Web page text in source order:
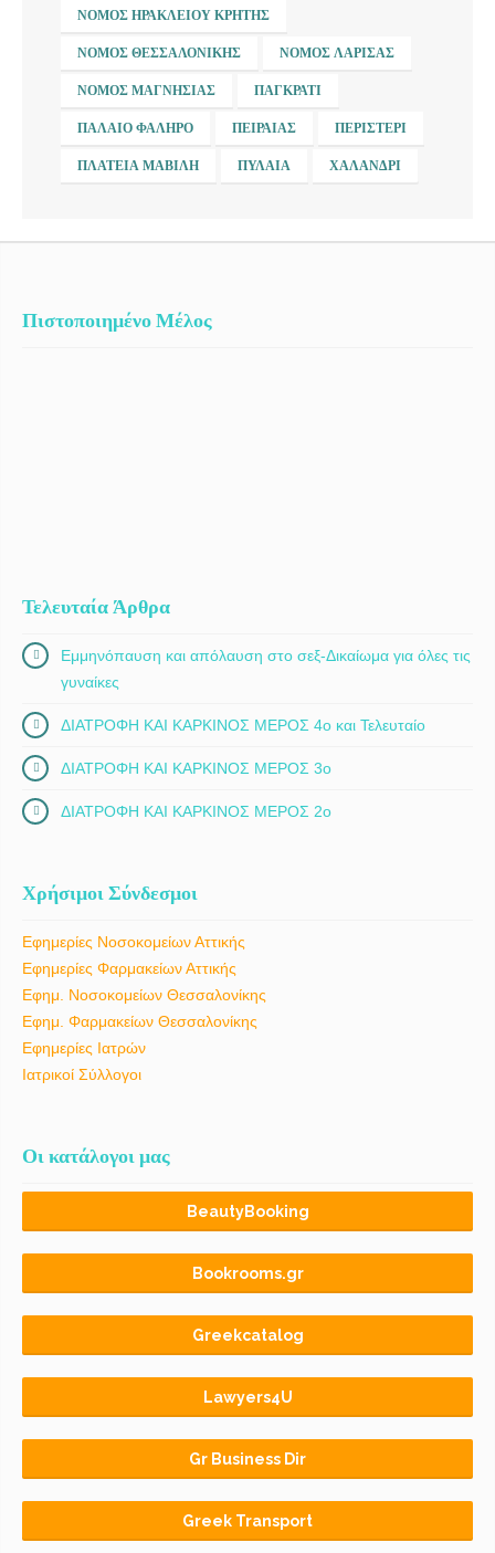
ΝΟΜΌΣ ΗΡΑΚΛΕΊΟΥ ΚΡΉΤΗΣ
ΝΟΜΌΣ ΘΕΣΣΑΛΟΝΊΚΗΣ ΝΟΜΌΣ ΛΆΡΙΣΑΣ
ΝΟΜΌΣ ΜΑΓΝΗΣΊΑΣ ΠΑΓΚΡΆΤΙ
ΠΑΛΑΙΌ ΦΆΛΗΡΟ ΠΕΙΡΑΙΆΣ ΠΕΡΙΣΤΈΡΙ
ΠΛΑΤΕΊΑ ΜΑΒΊΛΗ ΠΥΛΑΊΑ ΧΑΛΆΝΔΡΙ
Πιστοποιημένο Μέλος
Τελευταία Άρθρα
Εμμηνόπαυση και απόλαυση στο σεξ-Δικαίωμα για όλες τις
γυναίκες
ΔΙΑΤΡΟΦΗ ΚΑΙ ΚΑΡΚΙΝΟΣ ΜΕΡΟΣ 4ο και Τελευταίο
ΔΙΑΤΡΟΦΗ ΚΑΙ ΚΑΡΚΙΝΟΣ ΜΕΡΟΣ 3ο
ΔΙΑΤΡΟΦΗ ΚΑΙ ΚΑΡΚΙΝΟΣ ΜΕΡΟΣ 2ο
Χρήσιμοι Σύνδεσμοι
Εφημερίες Νοσοκομείων Αττικής
Εφημερίες Φαρμακείων Αττικής
Εφημ. Νοσοκομείων Θεσσαλονίκης
Εφημ. Φαρμακείων Θεσσαλονίκης
Εφημερίες Ιατρών
Ιατρικοί Σύλλογοι
Οι κατάλογοι μας
BeautyBooking
Bookrooms.gr
Greekcatalog
Lawyers4U
Gr Business Dir
Greek Transport